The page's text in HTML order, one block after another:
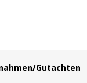
Gutachten